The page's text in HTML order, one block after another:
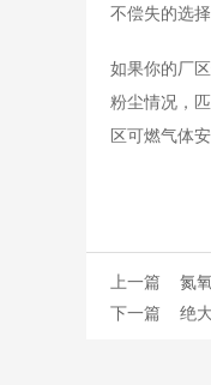
不偿失的选择
如果你的厂
粉尘情况，
区可燃气体
上一篇 氮
下一篇 绝